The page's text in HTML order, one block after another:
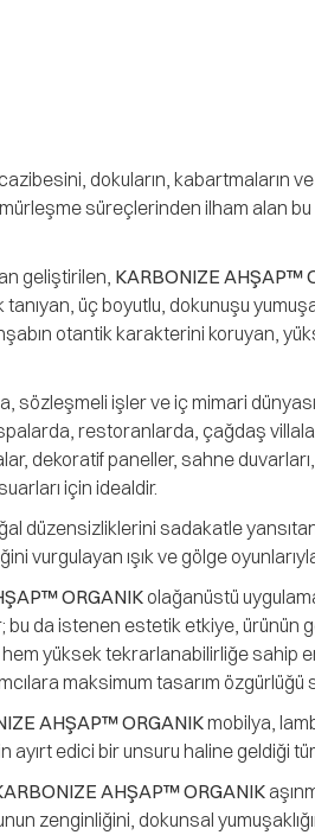
dokuların, kabartmaların
süreçlerinden ilham alan
geliştirilen, KARBONIZE AHŞAP™
üç boyutlu, dokunuşu
otantik karakterini koruyan,
sözleşmeli işler ve iç mimari
restoranlarda, çağdaş
dekoratif paneller, sahne
için idealdir.
düzensizliklerini sadakatle
vurgulayan ışık ve gölge
ORGANIKolağanüstü
da istenen estetik etkiye, ürünün
yüksek tekrarlanabilirliğe sahip
maksimum tasarım özgürlüğü
AHŞAP™ ORGANIKmobilya,
ayırt edici bir unsuru haline geldiği
AHŞAP™ ORGANIK
zenginliğini, dokunsal